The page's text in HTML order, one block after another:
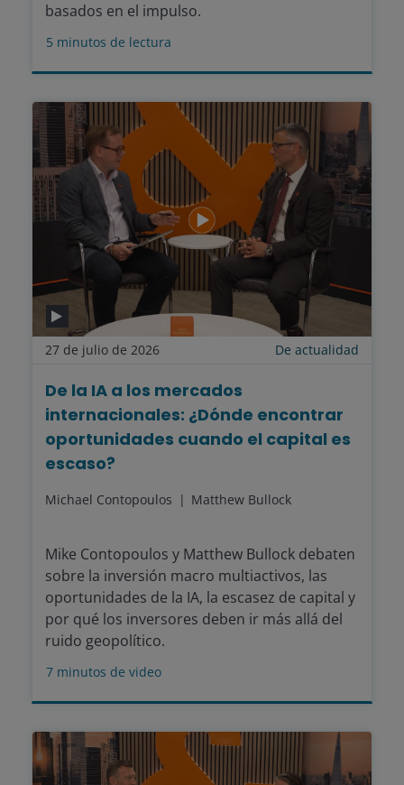
basados en el impulso.
5 minutos de lectura
27 de julio de 2026 De actualidad
De la IA a los mercados
internacionales: ¿Dónde encontrar
oportunidades cuando el capital es
escaso?
Michael Contopoulos Matthew Bullock
Mike Contopoulos y Matthew Bullock debaten
sobre la inversión macro multiactivos, las
oportunidades de la IA, la escasez de capital y
por qué los inversores deben ir más allá del
ruido geopolítico.
7 minutos de video